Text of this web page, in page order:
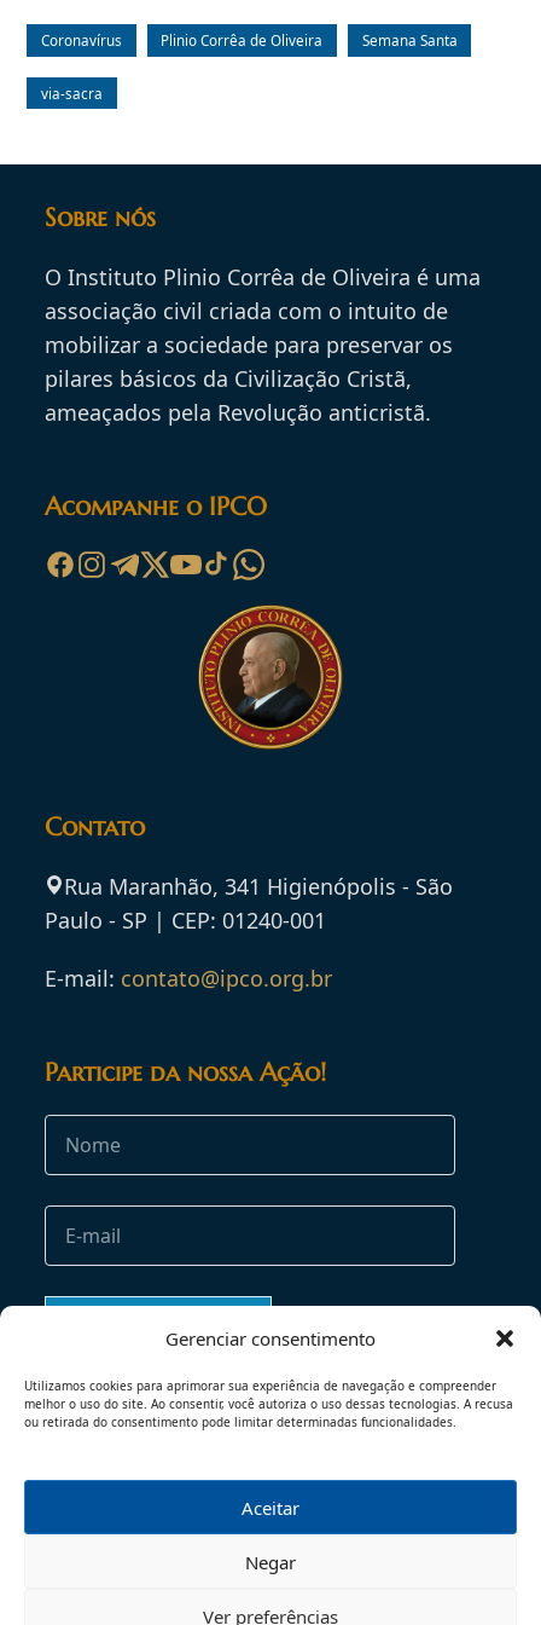
Gerenciar consentimento
Utilizamos cookies para aprimorar sua experiência de navegação e compreender
melhor o uso do site. Ao consentir, você autoriza o uso dessas tecnologias. A recusa
ou retirada do consentimento pode limitar determinadas funcionalidades.
Aceitar
Negar
Ver preferências
Coronavírus Plinio Corrêa de Oliveira Semana Santa
via-sacra
Sobre nós
O Instituto Plinio Corrêa de Oliveira é uma
associação civil criada com o intuito de
mobilizar a sociedade para preservar os
pilares básicos da Civilização Cristã,
ameaçados pela Revolução anticristã.
Acompanhe o IPCO
Contato
Rua Maranhão, 341 Higienópolis - São
Paulo - SP | CEP: 01240-001
E-mail: contato@ipco.org.br
Participe da nossa Ação!
POLÍTICA DE PRIVACIDADE
© 2026 - TODOS OS DIREITOS RESERVADOS